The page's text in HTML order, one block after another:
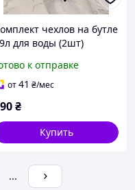
чехлов на бутле
для воды (2шт)
к отправке
от41 ₴/мес
₴
Купить
...